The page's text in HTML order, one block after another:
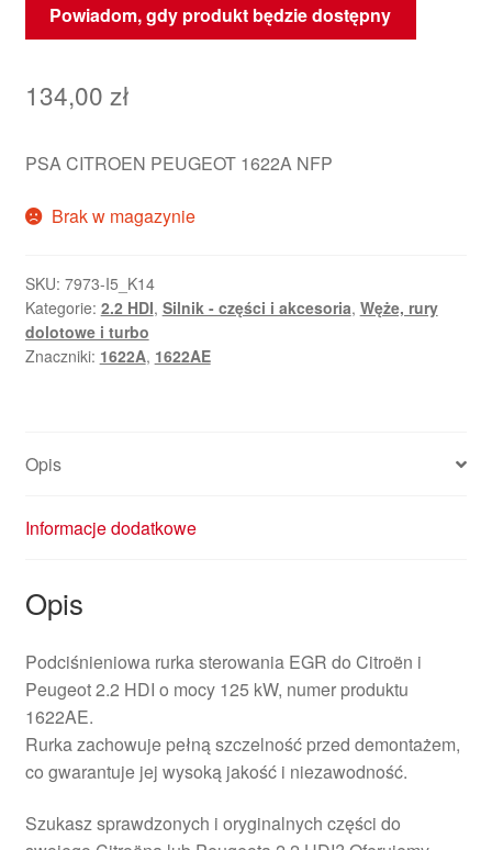
Powiadom, gdy produkt będzie dostępny
134,00 zł
PSA CITROEN PEUGEOT 1622A NFP
Brak w magazynie
SKU: 7973-I5_K14
Kategorie: 2.2 HDI, Silnik - części i akcesoria, Węże, rury
dolotowe i turbo
Znaczniki: 1622A, 1622AE
Opis
Informacje dodatkowe
Opis
Podciśnieniowa rurka sterowania EGR do Citroën i
Peugeot 2.2 HDI o mocy 125 kW, numer produktu
1622AE.
Rurka zachowuje pełną szczelność przed demontażem,
co gwarantuje jej wysoką jakość i niezawodność.
Szukasz sprawdzonych i oryginalnych części do